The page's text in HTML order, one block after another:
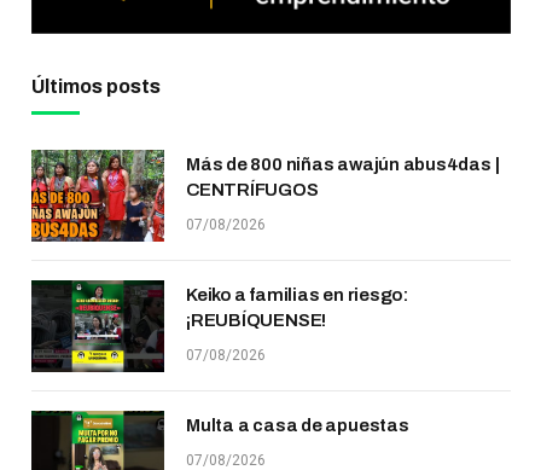
Últimos posts
Más de 800 niñas awajún abus4das |
CENTRÍFUGOS
07/08/2026
Keiko a familias en riesgo:
¡REUBÍQUENSE!
07/08/2026
Multa a casa de apuestas
07/08/2026